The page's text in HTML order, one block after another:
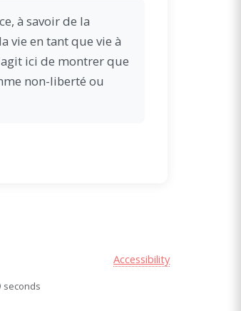
à savoir de la
vie en tant que vie à
ici de montrer que
non-liberté ou
Accessibility
seconds